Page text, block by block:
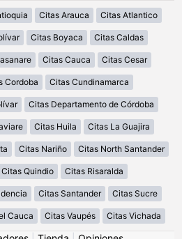
Citas Arauca Citas Atlantico
Citas Boyaca Citas Caldas
Citas Cauca Citas Cesar
Cordoba Citas Cundinamarca
Citas Departamento de Córdoba
Citas Huila Citas La Guajira
Citas Nariño Citas North Santander
Citas Quindio Citas Risaralda
Citas Santander Citas Sucre
Cauca Citas Vaupés Citas Vichada